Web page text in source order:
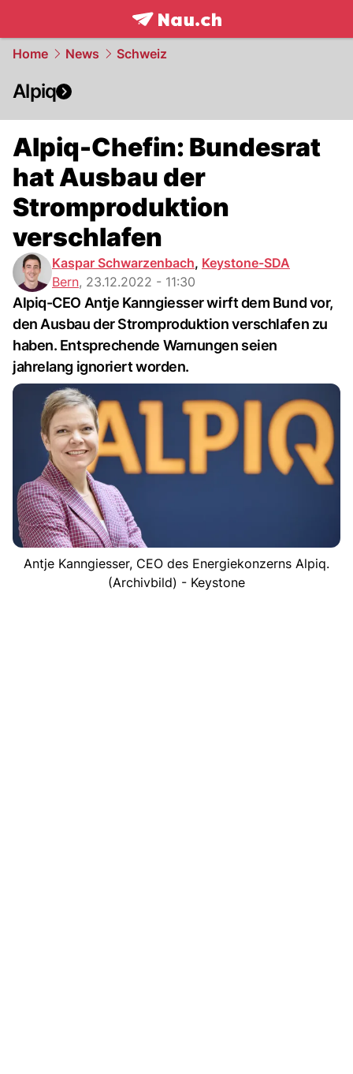
frontpage.NAU.ch
Home News Schweiz
Alpiq
Alpiq-Chefin: Bundesrat
hat Ausbau der
Stromproduktion
verschlafen
Kaspar Schwarzenbach, Keystone-SDA
Bern, 23.12.2022 - 11:30
Alpiq-CEO Antje Kanngiesser wirft dem Bund vor,
den Ausbau der Stromproduktion verschlafen zu
haben. Entsprechende Warnungen seien
jahrelang ignoriert worden.
Antje Kanngiesser, CEO des Energiekonzerns Alpiq.
(Archivbild) - Keystone